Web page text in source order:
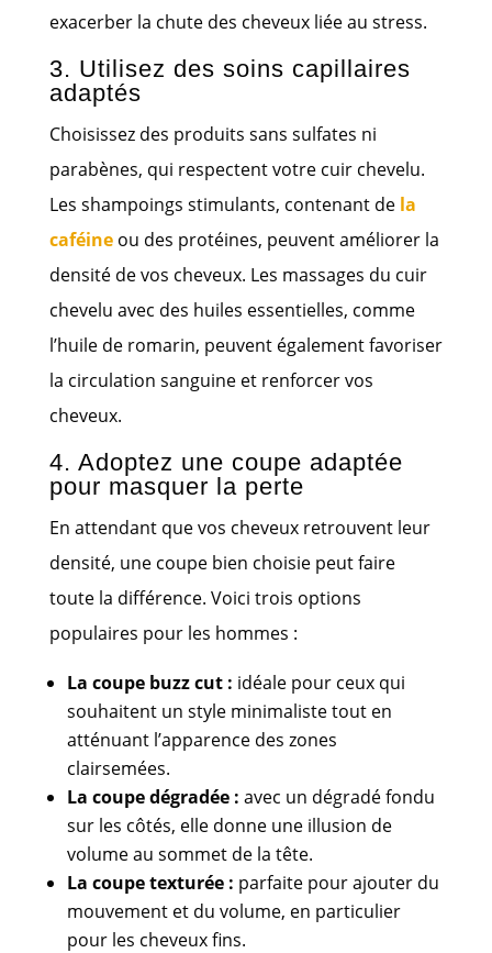
exacerber la chute des cheveux liée au stress.
3. Utilisez des soins capillaires
adaptés
Choisissez des produits sans sulfates ni
parabènes, qui respectent votre cuir chevelu.
Les shampoings stimulants, contenant de la
caféineou des protéines, peuvent améliorer la
densité de vos cheveux. Les massages du cuir
chevelu avec des huiles essentielles, comme
l’huile de romarin, peuvent également favoriser
la circulation sanguine et renforcer vos
cheveux.
4. Adoptez une coupe adaptée
pour masquer la perte
En attendant que vos cheveux retrouvent leur
densité, une coupe bien choisie peut faire
toute la différence. Voici trois options
populaires pour les hommes :
La coupe buzz cut : idéale pour ceux qui
souhaitent un style minimaliste tout en
atténuant l’apparence des zones
clairsemées.
La coupe dégradée : avec un dégradé fondu
sur les côtés, elle donne une illusion de
volume au sommet de la tête.
La coupe texturée : parfaite pour ajouter du
mouvement et du volume, en particulier
pour les cheveux fins.